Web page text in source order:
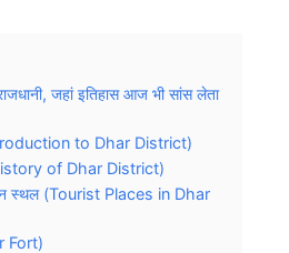
जहां इतिहास आज भी सांस लेता
to Dhar District)
of Dhar District)
स्थल (Tourist Places in Dhar
Fort)